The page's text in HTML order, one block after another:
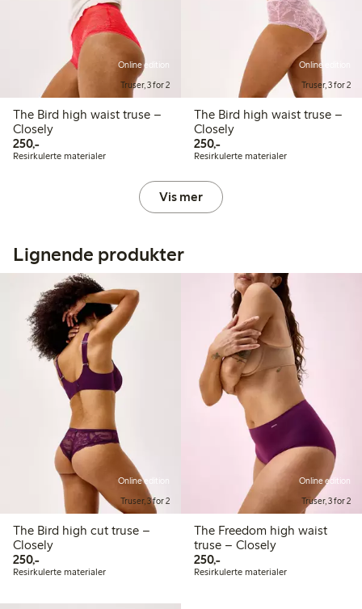
Online edition
Truser, 3 for 2
The Bird high waist truse –
Closely
250,-250,00 kr
Resirkulerte materialer
Online edition
Truser, 3 for 2
The Bird high waist truse –
Closely
250,-250,00 kr
Resirkulerte materialer
Vis mer
Lignende produkter
Online edition
Truser, 3 for 2
The Bird high cut truse –
Closely
250,-250,00 kr
Resirkulerte materialer
Online edition
Truser, 3 for 2
The Freedom high waist
truse – Closely
250,-250,00 kr
Resirkulerte materialer